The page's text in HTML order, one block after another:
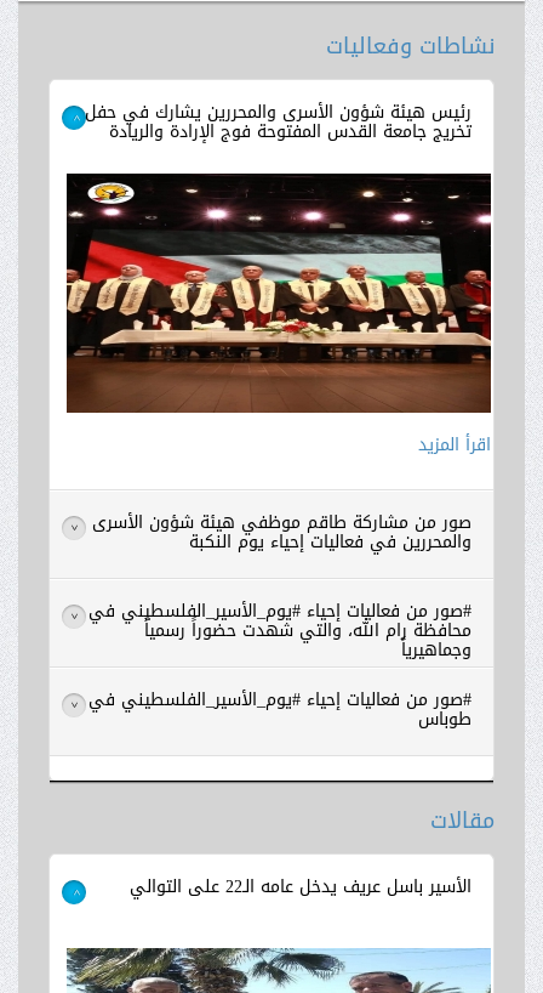
نشاطات وفعاليات
رئيس هيئة شؤون الأسرى والمحررين يشارك في حفل
تخريج جامعة القدس المفتوحة فوج الإرادة والريادة >
اقرأ المزيد
صور من مشاركة طاقم موظفي هيئة شؤون الأسرى
والمحررين في فعاليات إحياء يوم النكبة >
اقرأ المزيد
#صور من فعاليات إحياء #يوم_الأسير_الفلسطيني في
محافظة رام الله، والتي شهدت حضوراً رسمياً
وجماهيرياً
>
اقرأ المزيد
#صور من فعاليات إحياء #يوم_الأسير_الفلسطيني في
طوباس >
مقالات
الأسير باسل عريف يدخل عامه الـ22 على التوالي >